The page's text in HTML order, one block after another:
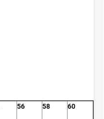
56 58 60